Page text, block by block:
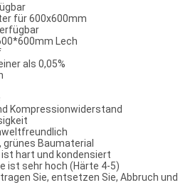
für 600x600mm
Lech
als 0,05%
Kompressionwiderstand
grünes Baumaterial
hart und kondensiert
ist sehr hoch (Härte 4-5)
Sie, entsetzen Sie, Abbruch und